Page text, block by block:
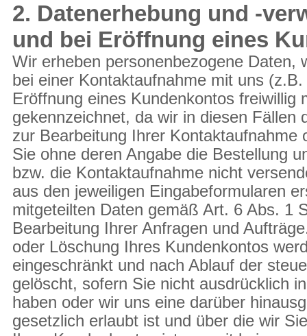
2. Datenerhebung und -
und bei Eröffnung eines
Wir erheben personenbezogene Daten,
bei einer Kontaktaufnahme mit uns
Eröffnung eines Kundenkontos
gekennzeichnet, da wir in diesen Fällen
zur Bearbeitung Ihrer
Sie ohne deren Angabe die Bestellung
bzw. die Kontaktaufnahme nicht
aus den jeweiligen Eingabeformularen
mitgeteilten Daten gemäß Art. 6 Abs. 1
Bearbeitung Ihrer Anfragen und
oder Löschung Ihres Kundenkontos
eingeschränkt und nach Ablauf der
gelöscht, sofern Sie nicht ausdrücklich
haben oder wir uns eine darüber
gesetzlich erlaubt ist und über die wir